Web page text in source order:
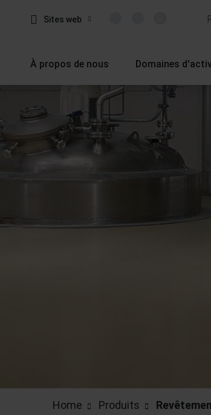
Sites web
À propos de nous Domaines
Home Produits